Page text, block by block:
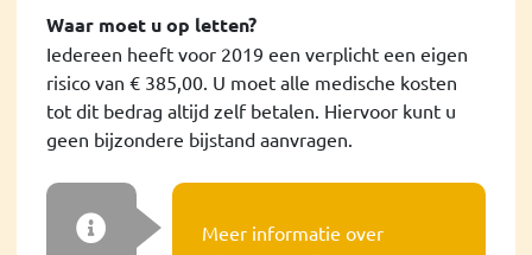
Waar moet u op letten?
Iedereen heeft voor 2019 een verplicht een eigen
risico van € 385,00. U moet alle medische kosten
tot dit bedrag altijd zelf betalen. Hiervoor kunt u
geen bijzondere bijstand aanvragen.
Meer informatie over